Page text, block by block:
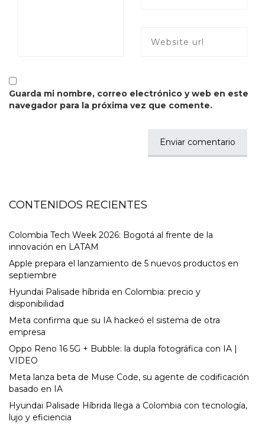
Guarda mi nombre, correo electrónico y web en este
navegador para la próxima vez que comente.
CONTENIDOS RECIENTES
Colombia Tech Week 2026: Bogotá al frente de la
innovación en LATAM
Apple prepara el lanzamiento de 5 nuevos productos en
septiembre
Hyundai Palisade híbrida en Colombia: precio y
disponibilidad
Meta confirma que su IA hackeó el sistema de otra
empresa
Oppo Reno 16 5G + Bubble: la dupla fotográfica con IA |
VIDEO
Meta lanza beta de Muse Code, su agente de codificación
basado en IA
Hyundai Palisade Híbrida llega a Colombia con tecnología,
lujo y eficiencia